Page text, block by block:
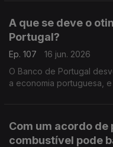
A que se deve o
Portugal?
Ep. 107
16 jun. 2026
O Banco de Portugal
a economia portuguesa,
Com um acordo de
combustível pode